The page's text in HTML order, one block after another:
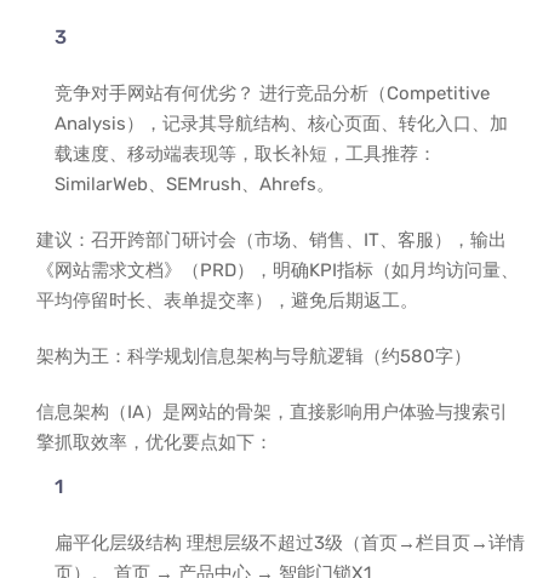
竞争对手网站有何优劣？ 进行竞品分析（Competitive
Analysis），记录其导航结构、核心页面、转化入口、加
载速度、移动端表现等，取长补短，工具推荐：
SimilarWeb、SEMrush、Ahrefs。
建议：召开跨部门研讨会（市场、销售、IT、客服），输出
《网站需求文档》（PRD），明确KPI指标（如月均访问量、
平均停留时长、表单提交率），避免后期返工。
架构为王：科学规划信息架构与导航逻辑（约580字）
信息架构（IA）是网站的骨架，直接影响用户体验与搜索引
擎抓取效率，优化要点如下：
扁平化层级结构 理想层级不超过3级（首页→栏目页→详情
页）。 首页 → 产品中心 → 智能门锁X1